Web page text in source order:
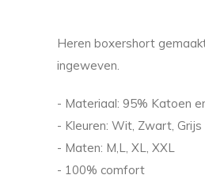
Heren boxershort
ingeweven.
- Materiaal: 95% Katoen
- Kleuren: Wit, Zwart, Grijs
- Maten: M,L, XL, XXL
- 100% comfort